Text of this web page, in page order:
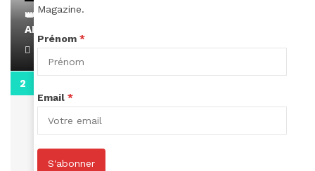
👑 Remerciements à Ayden pour son message sur
AMINA, le Magazine de la Femme
April 1, 2022
Magazine.
Prénom *
Email *
S'abonner